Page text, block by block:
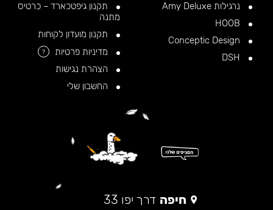
נרגילות Amy Deluxe
תקנון גיפטכארד – כרטיס
מתנה
תקנון מועדון לקוחות
מדיניות פרטיות
?
הצהרת נגישות
החשבון שלי
חיפה דרך יפו 33